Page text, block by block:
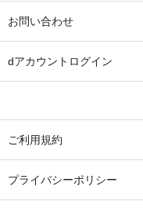
お問い合わせ
dアカウントログイン
ご利用規約
プライバシーポリシー